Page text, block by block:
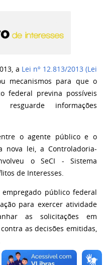
a Lei nº 12.813/2013 (Lei
mecanismos para que o
federal previna possíveis
informações
o agente público e o
nova lei, a Controladoria-
o SeCI - Sistema
de Interesses.
público federal
para exercer atividade
as solicitações em
as decisões emitidas,